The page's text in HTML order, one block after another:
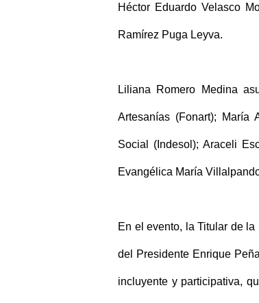
Héctor Eduardo Velasco
Ramírez Puga Leyva.
Liliana Romero Medina
Artesanías (Fonart); María
Social (Indesol); Araceli
Evangélica María
En el evento, la Titular de
del Presidente Enrique
incluyente y participativa,